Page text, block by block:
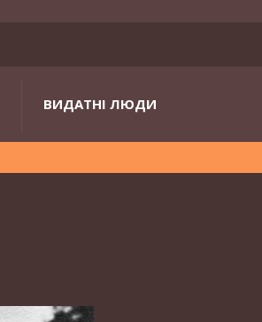
ВИДАТНІ ЛЮДИ